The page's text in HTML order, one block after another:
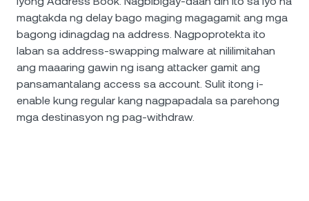
magtakda ng delay bago maging magagamit ang mga
bagong idinagdag na address. Nagpoprotekta ito
laban sa address-swapping malware at nililimitahan
ang maaaring gawin ng isang attacker gamit ang
pansamantalang access sa account. Sulit itong i-
enable kung regular kang nagpapadala sa parehong
mga destinasyon ng pag-withdraw.